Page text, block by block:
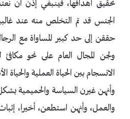
تحقيق أهدافها، فينبغي إذن أن
الجنس قد تم التخلص منه عند
حققن إلى حد كبير المساواة مع
ولجن المجال العام على نحو
الانسجام بين الحياة العملية والحياة
وأنهن غيرن السياسة والحميمية
والعمل، وأنهن استطعن، أخيرا،